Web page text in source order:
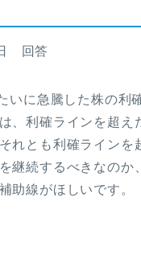
回答
いに急騰した株の利
、利確ラインを超え
れとも利確ラインを
継続するべきなのか
助線がほしいです。